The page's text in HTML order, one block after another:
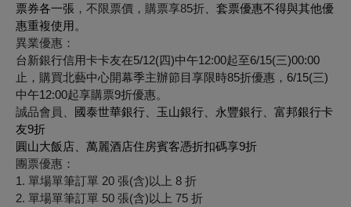
票券各一張 ，不限票價，購票享85折 、套票優惠不得與其他優
惠重複使用。
異業優惠：
台新銀行信用卡卡友在5/12(四)中午12:00起至6/15(三)00:00
止，購買北藝中心開幕季主辦節目享限時85折優惠，6/15(三)
中午12:00起享購票9折優惠。
誠品會員、 國泰世華銀行、玉山銀行、永豐銀行、富邦銀行卡
友9折
圓山大飯店、萬麗酒店住房賓客憑折扣碼享9折
團票優惠：
1. 單場單筆訂單 20 張(含)以上 8 折
2. 單場單筆訂單 50 張(含)以上 75 折